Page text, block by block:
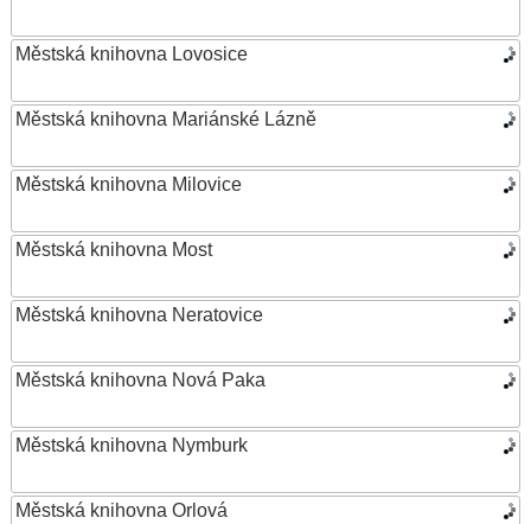
Městská knihovna Lovosice
Městská knihovna Mariánské Lázně
Městská knihovna Milovice
Městská knihovna Most
Městská knihovna Neratovice
Městská knihovna Nová Paka
Městská knihovna Nymburk
Městská knihovna Orlová